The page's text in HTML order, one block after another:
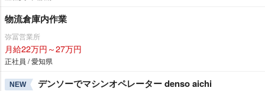
物流倉庫内作業
弥冨営業所
月給22万円～27万円
正社員 / 愛知県
NEW デンソーでマシンオペレーター denso aichi